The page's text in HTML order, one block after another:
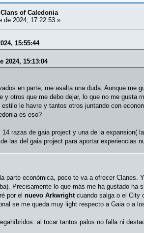
of Caledonia
de 2024, 17:22:53 »
15:55:44
2024, 15:13:04
en parte, me asalta una duda. Aunque me
y otros que me debo dejar, lo que no me gusta
le havre y tantos otros juntando con
es eso?
14 razas de gaia project y una de la expansion(
las del gaia project para aportar experiencias
parte económica, poco te va a ofrecer Clanes.
Precisamente lo que más me ha gustado ha
por elnuevo Arkwrightcuando salga o el City
se me queda muy light respecto a Gaia o a
al tocar tantos palos no falla ni